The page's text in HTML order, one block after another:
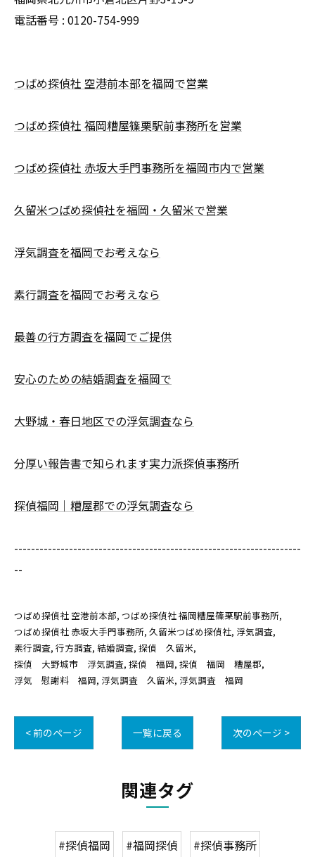
電話番号 : 0120-754-999
つばめ探偵社 空港前本部を福岡で営業
つばめ探偵社 福岡糟屋篠栗駅前事務所を営業
つばめ探偵社 赤坂大手門事務所を福岡市内で営業
久留米つばめ探偵社を福岡・久留米で営業
浮気調査を福岡でお考えなら
素行調査を福岡でお考えなら
最善の行方調査を福岡でご提供
安心のための結婚調査を福岡で
大野城・春日地区での浮気調査なら
分厚い報告書で知られます実力派探偵事務所
探偵福岡｜糟屋郡での浮気調査なら
--------------------------------------------------------------------
--
つばめ探偵社 空港前本部 つばめ探偵社 福岡糟屋篠栗駅前事務所
つばめ探偵社 赤坂大手門事務所 久留米つばめ探偵社 浮気調査
素行調査 行方調査 結婚調査 探偵 久留米
探偵 大野城市 浮気調査 探偵 福岡 探偵 福岡 糟屋郡
浮気 慰謝料 福岡 浮気調査 久留米 浮気調査 福岡
< 前のページ 一覧に戻る 次のページ >
関連タグ
#探偵福岡 #福岡探偵
#探偵事務所